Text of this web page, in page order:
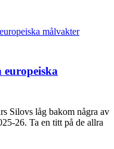
Silovs låg bakom några av
26. Ta en titt på de allra